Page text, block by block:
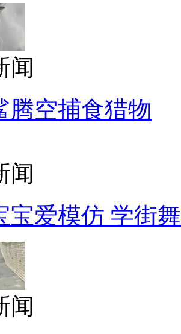
闻
腾空捕食猎物
闻
宝爱模仿 学街
闻